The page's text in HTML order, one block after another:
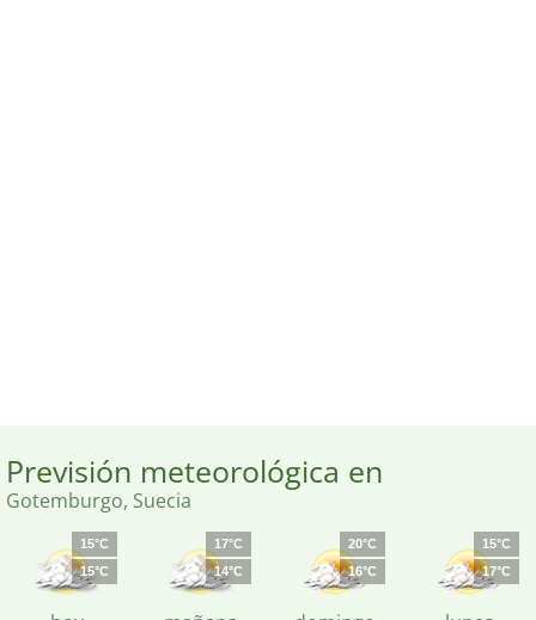
Previsión meteorológica en
Gotemburgo, Suecia
15°C
15°C
17°C
14°C
20°C
16°C
15°C
17°C